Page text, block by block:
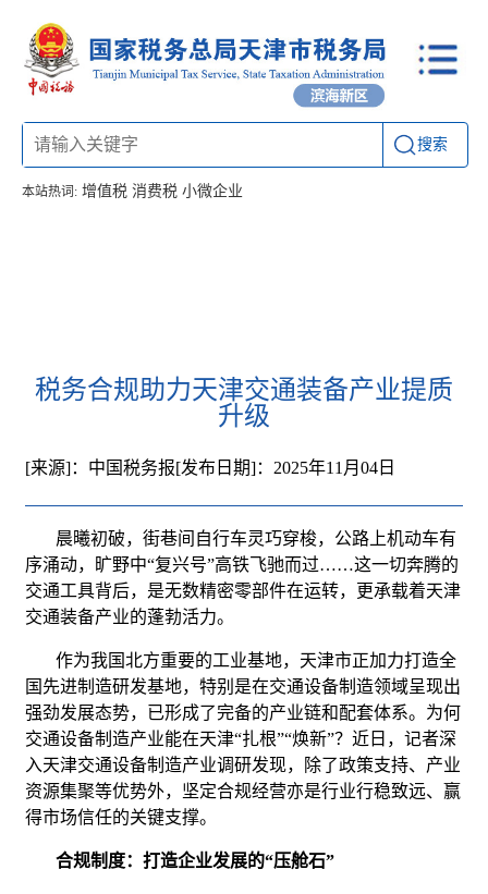
搜索
本站热词: 增值税 消费税 小微企业
税务合规助力天津交通装备产业提质
升级
[发布日期]：2025年11月04日
[来源]：中国税务报
晨曦初破，街巷间自行车灵巧穿梭，公路上机动车有
序涌动，旷野中“复兴号”高铁飞驰而过……这一切奔腾的
交通工具背后，是无数精密零部件在运转，更承载着天津
交通装备产业的蓬勃活力。
作为我国北方重要的工业基地，天津市正加力打造全
国先进制造研发基地，特别是在交通设备制造领域呈现出
强劲发展态势，已形成了完备的产业链和配套体系。为何
交通设备制造产业能在天津“扎根”“焕新”？近日，记者深
入天津交通设备制造产业调研发现，除了政策支持、产业
资源集聚等优势外，坚定合规经营亦是行业行稳致远、赢
得市场信任的关键支撑。
合规制度：打造企业发展的“压舱石”